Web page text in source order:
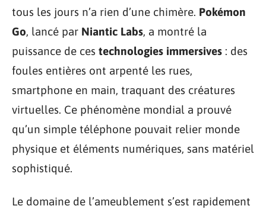
tous les jours n’a rien d’une chimère. Pokémon
Go, lancé par Niantic Labs, a montré la
puissance de ces technologies immersives : des
foules entières ont arpenté les rues,
smartphone en main, traquant des créatures
virtuelles. Ce phénomène mondial a prouvé
qu’un simple téléphone pouvait relier monde
physique et éléments numériques, sans matériel
sophistiqué.
Le domaine de l’ameublement s’est rapidement